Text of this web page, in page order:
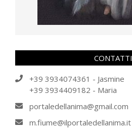
CONTATTI
+39 3934074361 - Jasmine
+39 3934409182 - Maria
portaledellanima@gmail.com
m.fiume@ilportaledellanima.it